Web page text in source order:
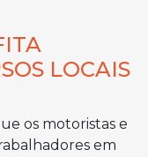
LOCAIS
os motoristas e
em